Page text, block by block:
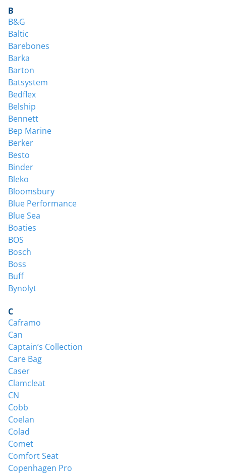
B
B&G
Baltic
Barebones
Barka
Barton
Batsystem
Bedflex
Belship
Bennett
Bep Marine
Berker
Besto
Binder
Bleko
Bloomsbury
Blue Performance
Blue Sea
Boaties
BOS
Bosch
Boss
Buff
Bynolyt
C
Caframo
Can
Captain’s Collection
Care Bag
Caser
Clamcleat
CN
Cobb
Coelan
Colad
Comet
Comfort Seat
Copenhagen Pro